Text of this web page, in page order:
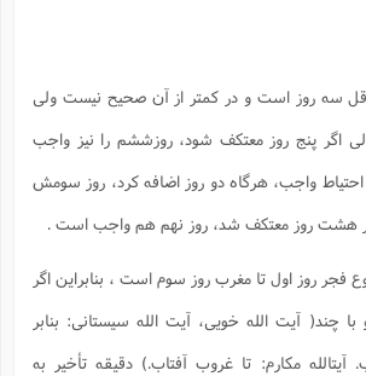
سه روز است و در کمتر از آن صحیح نیست ولى
اگر پنج روز معتکف شود، روزششم را نیز واجب
احتیاط واجب، هرگاه دو روز اضافه کرد، روز سومش
هشت روز معتکف شد، روز نهم هم واجب است .
فجر روز اول تا مغرب روز سوم است ، بنابراین اگر
چند( آیت الله خویى، آیت الله سیستانى: بنابر
مکارم: تا غروب آفتاب.) دقیقه تأخیر به